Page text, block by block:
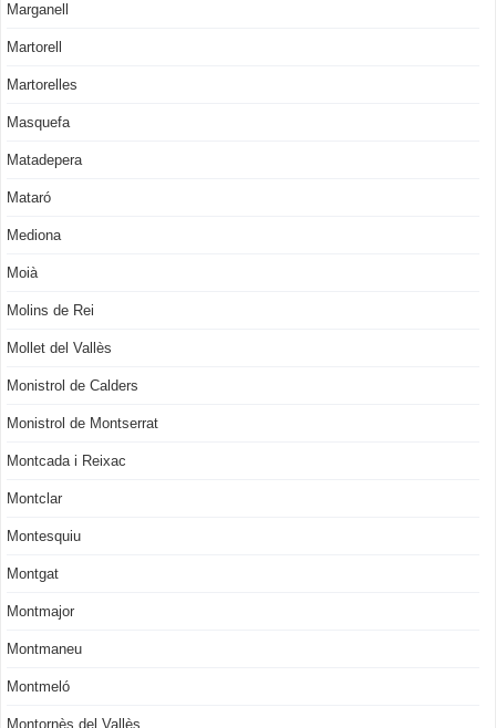
Marganell
Martorell
Martorelles
Masquefa
Matadepera
Mataró
Mediona
Moià
Molins de Rei
Mollet del Vallès
Monistrol de Calders
Monistrol de Montserrat
Montcada i Reixac
Montclar
Montesquiu
Montgat
Montmajor
Montmaneu
Montmeló
Montornès del Vallès